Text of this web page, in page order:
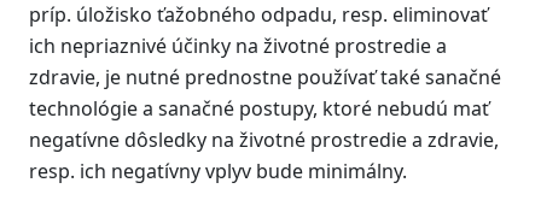
príp. úložisko ťažobného odpadu, resp. eliminovať
ich nepriaznivé účinky na životné prostredie a
zdravie, je nutné prednostne používať také sanačné
technológie a sanačné postupy, ktoré nebudú mať
negatívne dôsledky na životné prostredie a zdravie,
resp. ich negatívny vplyv bude minimálny.